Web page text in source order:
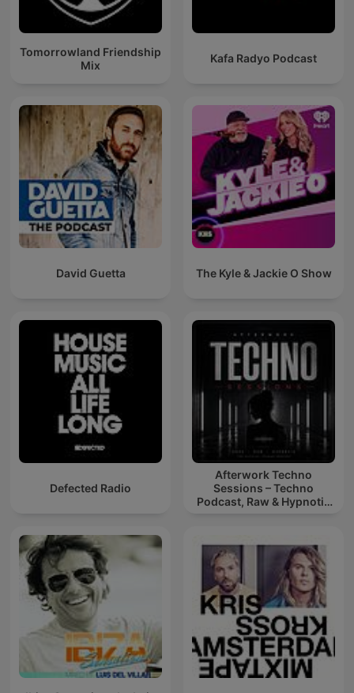
Tomorrowland Friendship
Mix
Kafa Radyo Podcast
David Guetta The Kyle & Jackie O Show
Defected Radio
Afterwork Techno
Sessions – Techno
Podcast, Raw & Hypnotic